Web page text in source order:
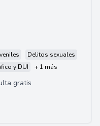
Delitos sexuales
y DUI + 1 más
gratis